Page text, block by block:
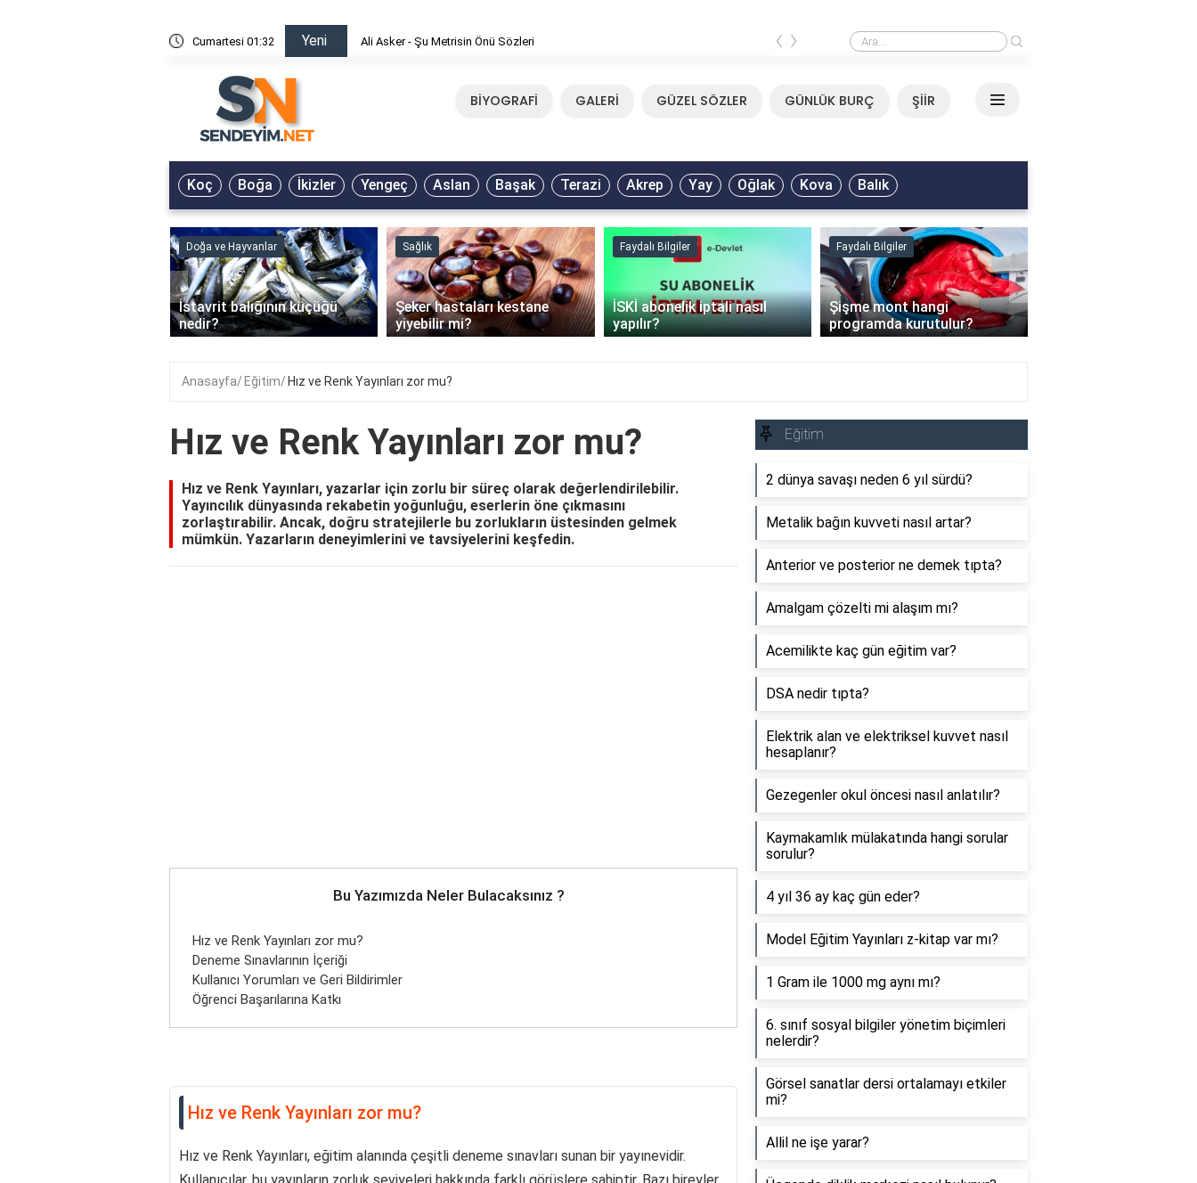
Cumartesi 01:32 Yeni Ali Asker - Şu Metrisin Önü Sözleri Mirkelam - Tavla Sözleri
‹ ›
BİYOGRAFİ GALERİ GÜZEL SÖZLER GÜNLÜK BURÇ ŞİİR
Koç Boğa İkizler Yengeç Aslan Başak Terazi Akrep Yay Oğlak Kova Balık
Doğa ve Hayvanlar
İstavrit balığının küçüğü
nedir?
Sağlık
Şeker hastaları kestane
yiyebilir mi?
Faydalı Bilgiler
İSKİ abonelik iptali nasıl
yapılır?
Faydalı Bilgiler
Şişme mont hangi
programda kurutulur?
‹ ›
Anasayfa Eğitim Hız ve Renk Yayınları zor mu?
Hız ve Renk Yayınları zor mu?
Hız ve Renk Yayınları, yazarlar için zorlu bir süreç olarak değerlendirilebilir.
Yayıncılık dünyasında rekabetin yoğunluğu, eserlerin öne çıkmasını
zorlaştırabilir. Ancak, doğru stratejilerle bu zorlukların üstesinden gelmek
mümkün. Yazarların deneyimlerini ve tavsiyelerini keşfedin.
Bu Yazımızda Neler Bulacaksınız ?
Hız ve Renk Yayınları zor mu?
Deneme Sınavlarının İçeriği
Kullanıcı Yorumları ve Geri Bildirimler
Öğrenci Başarılarına Katkı
Hız ve Renk Yayınları zor mu?
Hız ve Renk Yayınları, eğitim alanında çeşitli deneme sınavları sunan bir yayınevidir.
Eğitim
2 dünya savaşı neden 6 yıl sürdü?
Metalik bağın kuvveti nasıl artar?
Anterior ve posterior ne demek tıpta?
Amalgam çözelti mi alaşım mı?
Acemilikte kaç gün eğitim var?
DSA nedir tıpta?
Elektrik alan ve elektriksel kuvvet nasıl
hesaplanır?
Gezegenler okul öncesi nasıl anlatılır?
Kaymakamlık mülakatında hangi sorular
sorulur?
4 yıl 36 ay kaç gün eder?
Model Eğitim Yayınları z-kitap var mı?
1 Gram ile 1000 mg aynı mı?
6. sınıf sosyal bilgiler yönetim biçimleri
nelerdir?
Görsel sanatlar dersi ortalamayı etkiler
mi?
Allil ne işe yarar?